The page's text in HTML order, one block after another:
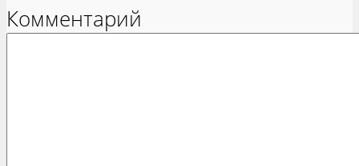
Комментарий